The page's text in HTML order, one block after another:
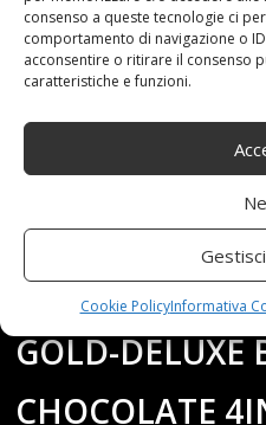
consenso a queste tecnologie ci
comportamento di navigazione o
acconsentire o ritirare il consenso
caratteristiche e funzioni.
Cookie PolicyInformativa
,
SaintBaby,
Category:Shop 0 comments
PASSEGGINO
ISOFIX
GOLD-DELUXE
CHOCOLATE